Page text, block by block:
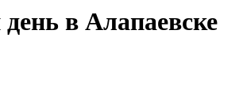
в Алапаевске